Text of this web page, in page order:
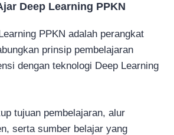
Deep Learning PPKN
PPKN adalah perangkat
prinsip pembelajaran
dengan teknologi Deep Learning
tujuan pembelajaran, alur
serta sumber belajar yang